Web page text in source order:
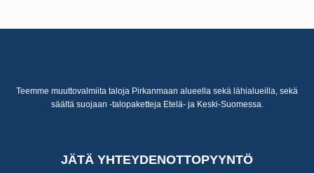
Teemme muuttovalmiita taloja Pirkanmaan alueella sekä lähialueilla, sekä
säältä suojaan -talopaketteja Etelä- ja Keski-Suomessa.
JÄTÄ YHTEYDENOTTOPYYNTÖ